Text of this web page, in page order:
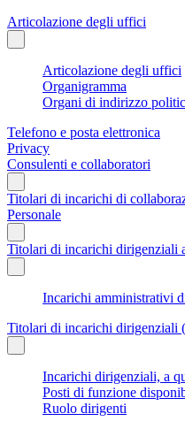
Articolazione degli uffici
Articolazione degli uffici
Organigramma
Organi di indirizzo
Telefono e posta elettronica
Privacy
Consulenti e collaboratori
Titolari di incarichi di
Personale
Titolari di incarichi dirigenziali
Incarichi amministrativi
Titolari di incarichi dirigenziali
Incarichi dirigenziali, a
Posti di funzione
Ruolo dirigenti